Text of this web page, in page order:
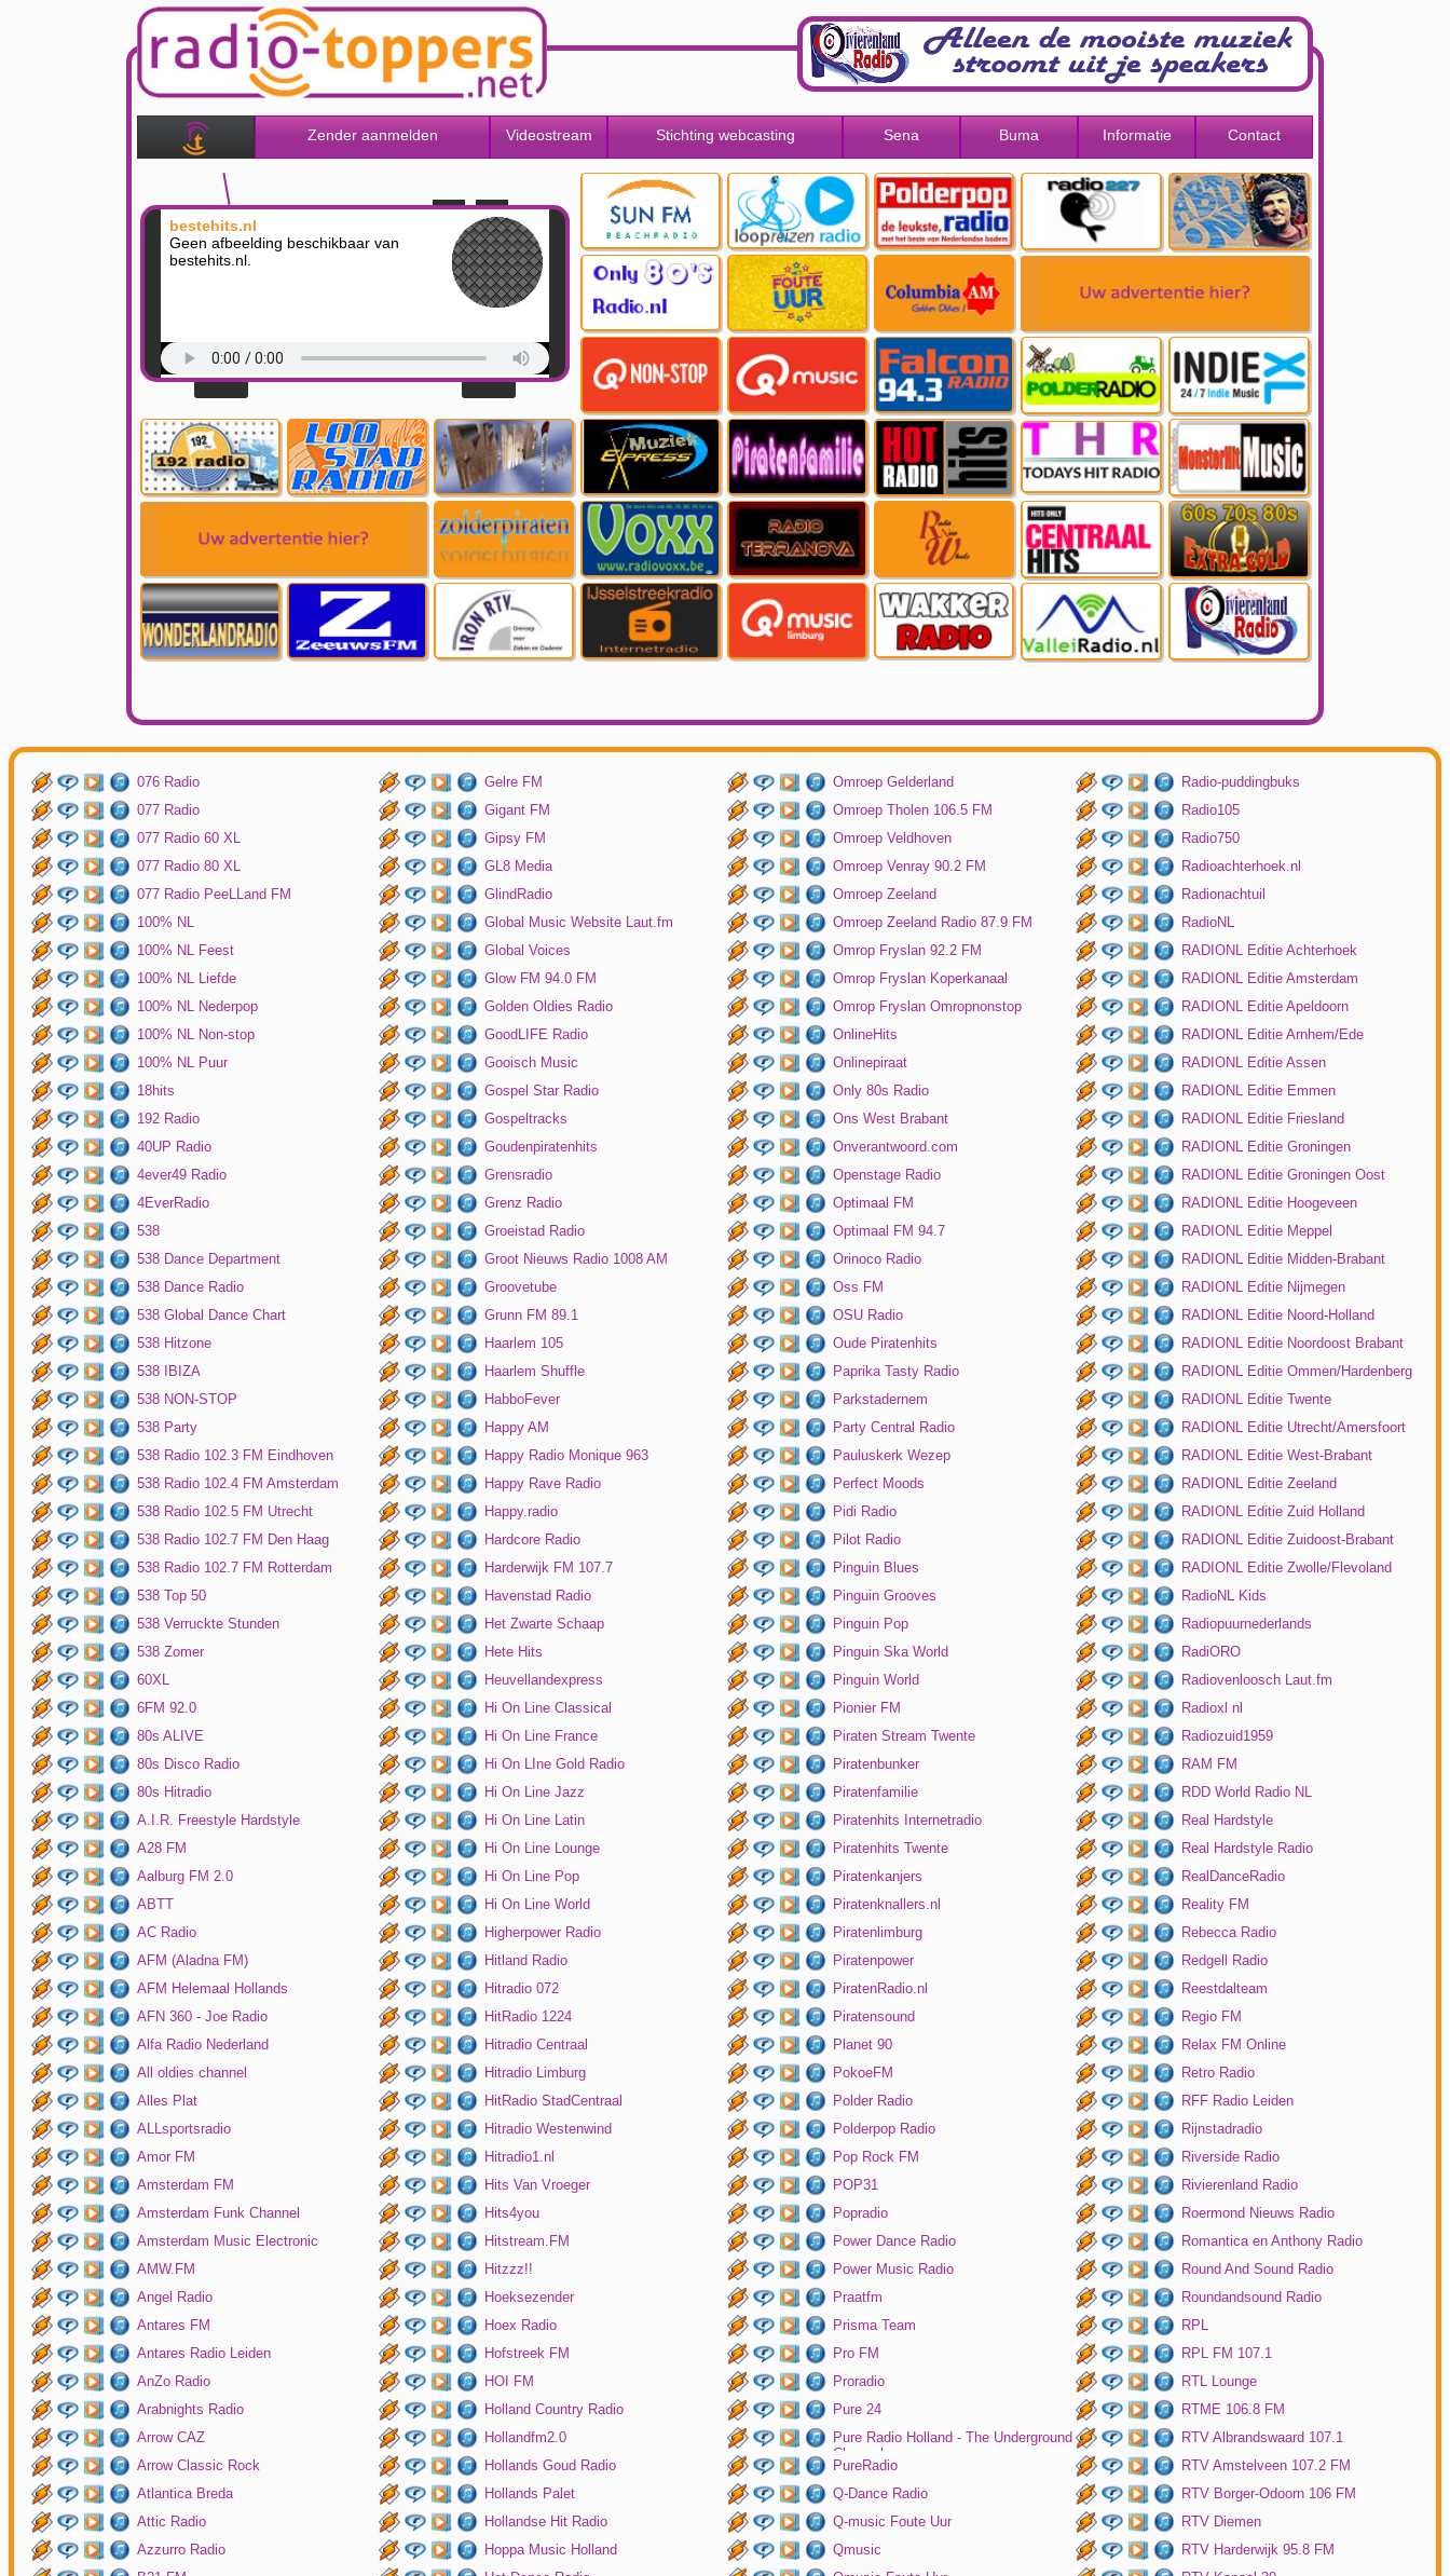
Zender aanmelden Videostream Stichting webcasting Sena Buma Informatie Contact
bestehits.nl
Geen afbeelding beschikbaar van
bestehits.nl.
076 Radio
077 Radio
077 Radio 60 XL
077 Radio 80 XL
077 Radio PeeLLand FM
100% NL
100% NL Feest
100% NL Liefde
100% NL Nederpop
100% NL Non-stop
100% NL Puur
18hits
192 Radio
40UP Radio
4ever49 Radio
4EverRadio
538
538 Dance Department
538 Dance Radio
538 Global Dance Chart
538 Hitzone
538 IBIZA
538 NON-STOP
538 Party
538 Radio 102.3 FM Eindhoven
538 Radio 102.4 FM Amsterdam
538 Radio 102.5 FM Utrecht
538 Radio 102.7 FM Den Haag
538 Radio 102.7 FM Rotterdam
538 Top 50
538 Verruckte Stunden
538 Zomer
60XL
6FM 92.0
80s ALIVE
80s Disco Radio
80s Hitradio
A.I.R. Freestyle Hardstyle
A28 FM
Aalburg FM 2.0
ABTT
AC Radio
AFM (Aladna FM)
AFM Helemaal Hollands
AFN 360 - Joe Radio
Alfa Radio Nederland
All oldies channel
Alles Plat
ALLsportsradio
Amor FM
Amsterdam FM
Amsterdam Funk Channel
Amsterdam Music Electronic
AMW.FM
Angel Radio
Antares FM
Antares Radio Leiden
AnZo Radio
Arabnights Radio
Arrow CAZ
Arrow Classic Rock
Atlantica Breda
Attic Radio
Azzurro Radio
Gelre FM
Gigant FM
Gipsy FM
GL8 Media
GlindRadio
Global Music Website Laut.fm
Global Voices
Glow FM 94.0 FM
Golden Oldies Radio
GoodLIFE Radio
Gooisch Music
Gospel Star Radio
Gospeltracks
Goudenpiratenhits
Grensradio
Grenz Radio
Groeistad Radio
Groot Nieuws Radio 1008 AM
Groovetube
Grunn FM 89.1
Haarlem 105
Haarlem Shuffle
HabboFever
Happy AM
Happy Radio Monique 963
Happy Rave Radio
Happy.radio
Hardcore Radio
Harderwijk FM 107.7
Havenstad Radio
Het Zwarte Schaap
Hete Hits
Heuvellandexpress
Hi On Line Classical
Hi On Line France
Hi On LIne Gold Radio
Hi On Line Jazz
Hi On Line Latin
Hi On Line Lounge
Hi On Line Pop
Hi On Line World
Higherpower Radio
Hitland Radio
Hitradio 072
HitRadio 1224
Hitradio Centraal
Hitradio Limburg
HitRadio StadCentraal
Hitradio Westenwind
Hitradio1.nl
Hits Van Vroeger
Hits4you
Hitstream.FM
Hitzzz!!
Hoeksezender
Hoex Radio
Hofstreek FM
HOI FM
Holland Country Radio
Hollandfm2.0
Hollands Goud Radio
Hollands Palet
Hollandse Hit Radio
Hoppa Music Holland
Omroep Gelderland
Omroep Tholen 106.5 FM
Omroep Veldhoven
Omroep Venray 90.2 FM
Omroep Zeeland
Omroep Zeeland Radio 87.9 FM
Omrop Fryslan 92.2 FM
Omrop Fryslan Koperkanaal
Omrop Fryslan Omropnonstop
OnlineHits
Onlinepiraat
Only 80s Radio
Ons West Brabant
Onverantwoord.com
Openstage Radio
Optimaal FM
Optimaal FM 94.7
Orinoco Radio
Oss FM
OSU Radio
Oude Piratenhits
Paprika Tasty Radio
Parkstadernem
Party Central Radio
Pauluskerk Wezep
Perfect Moods
Pidi Radio
Pilot Radio
Pinguin Blues
Pinguin Grooves
Pinguin Pop
Pinguin Ska World
Pinguin World
Pionier FM
Piraten Stream Twente
Piratenbunker
Piratenfamilie
Piratenhits Internetradio
Piratenhits Twente
Piratenkanjers
Piratenknallers.nl
Piratenlimburg
Piratenpower
PiratenRadio.nl
Piratensound
Planet 90
PokoeFM
Polder Radio
Polderpop Radio
Pop Rock FM
POP31
Popradio
Power Dance Radio
Power Music Radio
Praatfm
Prisma Team
Pro FM
Proradio
Pure 24
Pure Radio Holland - The Underground
Channel
PureRadio
Q-Dance Radio
Q-music Foute Uur
Qmusic
Radio-puddingbuks
Radio105
Radio750
Radioachterhoek.nl
Radionachtuil
RadioNL
RADIONL Editie Achterhoek
RADIONL Editie Amsterdam
RADIONL Editie Apeldoorn
RADIONL Editie Arnhem/Ede
RADIONL Editie Assen
RADIONL Editie Emmen
RADIONL Editie Friesland
RADIONL Editie Groningen
RADIONL Editie Groningen Oost
RADIONL Editie Hoogeveen
RADIONL Editie Meppel
RADIONL Editie Midden-Brabant
RADIONL Editie Nijmegen
RADIONL Editie Noord-Holland
RADIONL Editie Noordoost Brabant
RADIONL Editie Ommen/Hardenberg
RADIONL Editie Twente
RADIONL Editie Utrecht/Amersfoort
RADIONL Editie West-Brabant
RADIONL Editie Zeeland
RADIONL Editie Zuid Holland
RADIONL Editie Zuidoost-Brabant
RADIONL Editie Zwolle/Flevoland
RadioNL Kids
Radiopuurnederlands
RadiORO
Radiovenloosch Laut.fm
Radioxl nl
Radiozuid1959
RAM FM
RDD World Radio NL
Real Hardstyle
Real Hardstyle Radio
RealDanceRadio
Reality FM
Rebecca Radio
Redgell Radio
Reestdalteam
Regio FM
Relax FM Online
Retro Radio
RFF Radio Leiden
Rijnstadradio
Riverside Radio
Rivierenland Radio
Roermond Nieuws Radio
Romantica en Anthony Radio
Round And Sound Radio
Roundandsound Radio
RPL
RPL FM 107.1
RTL Lounge
RTME 106.8 FM
RTV Albrandswaard 107.1
RTV Amstelveen 107.2 FM
RTV Borger-Odoorn 106 FM
RTV Diemen
RTV Harderwijk 95.8 FM